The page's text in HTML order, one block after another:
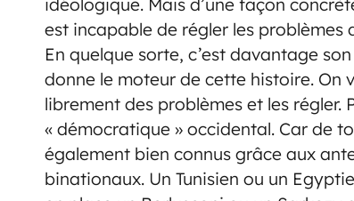
est incapable de régler les problèmes
En quelque sorte, c’est davantage
donne le moteur de cette histoire.
librement des problèmes et les régler.
« démocratique » occidental. Car de
également bien connus grâce aux
binationaux. Un Tunisien ou un